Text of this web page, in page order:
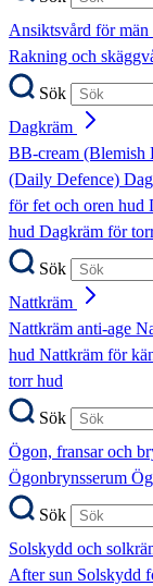
Ansiktsvård för män
Rakning och
Sök
Dagkräm
BB-cream (Blemish
(Daily Defence)
för fet och oren hud
hud Dagkräm för
Sök
Nattkräm
Nattkräm anti-age
hud Nattkräm för
torr hud
Sök
Ögon, fransar och
Ögonbrynsserum
Sök
Solskydd och
After sun Solskydd